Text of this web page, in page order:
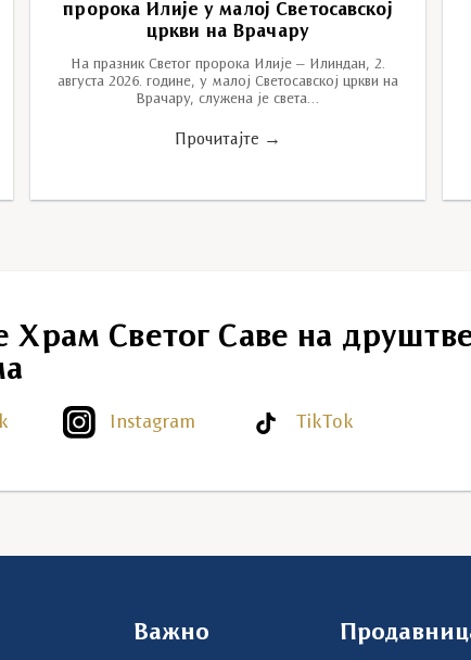
пророка Илије у малој Светосавској
цркви на Врачару
На празник Светог пророка Илије – Илиндан, 2.
августа 2026. године, у малој Светосавској цркви на
Врачару, служена је света…
Прочитајте →
Храм Светог Саве на
Instagram TikTok
Важно